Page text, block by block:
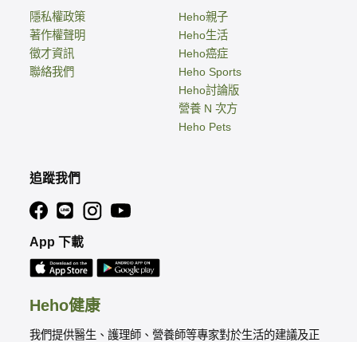
Heho健康
我們提供醫生、護理師、營養師等專家對於生活的建議及正
隱私權政策
著作權聲明
徵才資訊
聯絡我們
Heho親子
Heho生活
Heho癌症
Heho Sports
Heho討論版
營養 N 次方
Heho Pets
追蹤我們
App 下載